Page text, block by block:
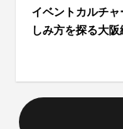
イベントカルチ
しみ方を探る大